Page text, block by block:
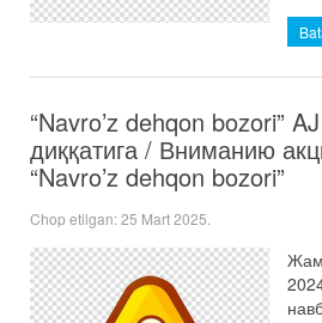
“Navro’z dehqon bozori”
диққатига / Вниманию
“Navro’z dehqon bozori”
Chop etilgan:25 Mart 2025